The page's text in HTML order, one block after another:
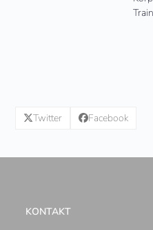
Twitter Facebook
KONTAKT